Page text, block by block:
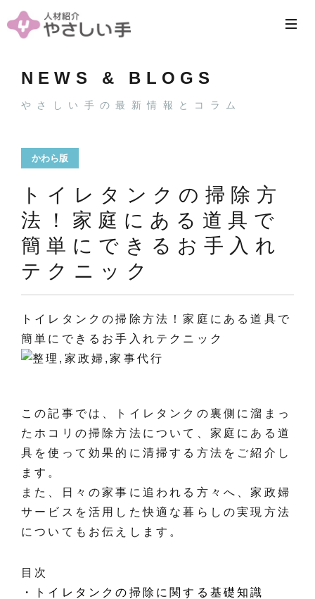
NEWS & BLOGS
やさしい手の最新情報とコラム
かわら版
トイレタンクの掃除方
法！家庭にある道具で
簡単にできるお手入れ
テクニック
トイレタンクの掃除方法！家庭にある道具で
簡単にできるお手入れテクニック
この記事では、トイレタンクの裏側に溜まっ
たホコリの掃除方法について、家庭にある道
具を使って効果的に清掃する方法をご紹介し
ます。
また、日々の家事に追われる方々へ、家政婦
サービスを活用した快適な暮らしの実現方法
についてもお伝えします。
目次
・トイレタンクの掃除に関する基礎知識